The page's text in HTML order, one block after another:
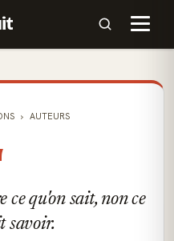
AUTEURS
ce qu'on sait, non ce
savoir.